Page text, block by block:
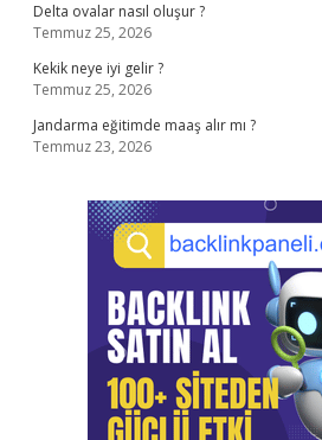
Delta ovalar nasıl oluşur ?
Temmuz 25, 2026
Kekik neye iyi gelir ?
Temmuz 25, 2026
Jandarma eğitimde maaş alır mı ?
Temmuz 23, 2026